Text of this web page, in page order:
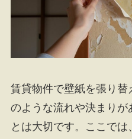
賃貸物件で壁紙を張り
のような流れや決まりが
とは大切です。ここで